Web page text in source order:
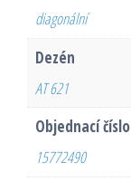
diagonální
Dezén
AT 621
Objednací číslo
15772490